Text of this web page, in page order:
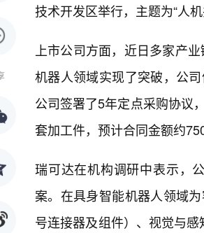
技术开发区举行，主题为“人机
上市公司方面，近日多家产
机器人领域实现了突破，公
公司签署了5年定点采购协议
套加工件，预计合同金额约
瑞可达在机构调研中表示，
案。在具身智能机器人领域
号连接器及组件）、视觉与